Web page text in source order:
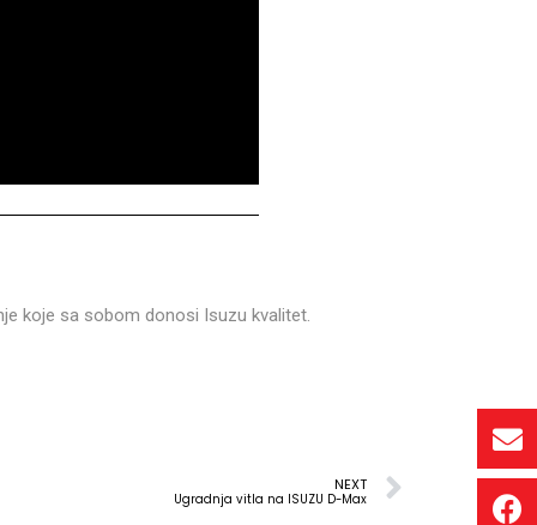
koje sa sobom donosi Isuzu kvalitet.
NEXT
Ugradnja vitla na ISUZU D-Max